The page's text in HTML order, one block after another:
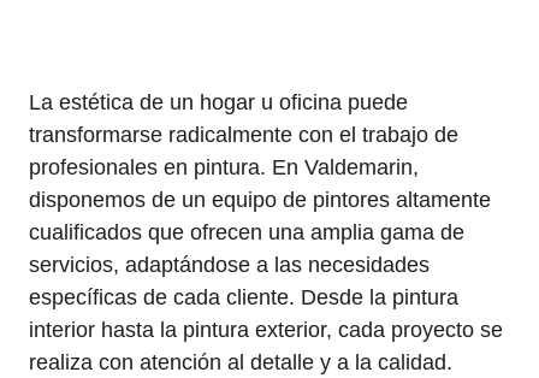
La estética de un hogar u oficina puede
transformarse radicalmente con el trabajo de
profesionales en pintura. En Valdemarin,
disponemos de un equipo de pintores altamente
cualificados que ofrecen una amplia gama de
servicios, adaptándose a las necesidades
específicas de cada cliente. Desde la pintura
interior hasta la pintura exterior, cada proyecto se
realiza con atención al detalle y a la calidad.